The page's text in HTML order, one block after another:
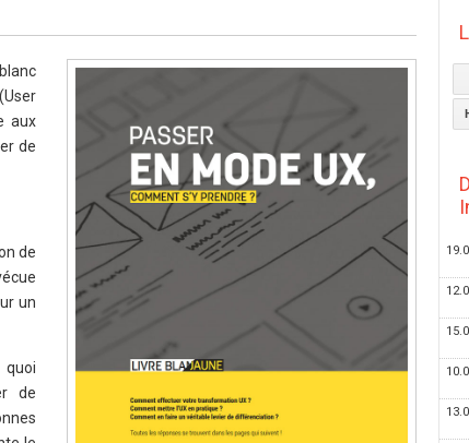
aux
de
de
un
de